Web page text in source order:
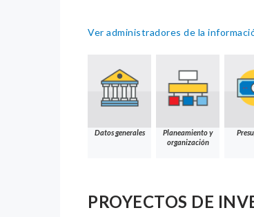
Ver administradores de la
Datos generales
Planeamiento y
organización
PROYECTOS DE